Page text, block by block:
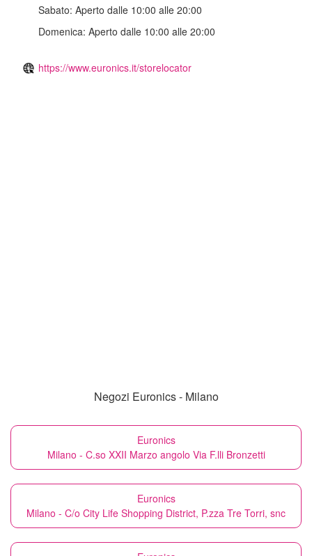
Sabato: Aperto dalle 10:00 alle 20:00
Domenica: Aperto dalle 10:00 alle 20:00
https://www.euronics.it/storelocator
Negozi Euronics - Milano
Euronics
Milano - C.so XXII Marzo angolo Via F.lli Bronzetti
Euronics
Milano - C/o City Life Shopping District, P.zza Tre Torri, snc